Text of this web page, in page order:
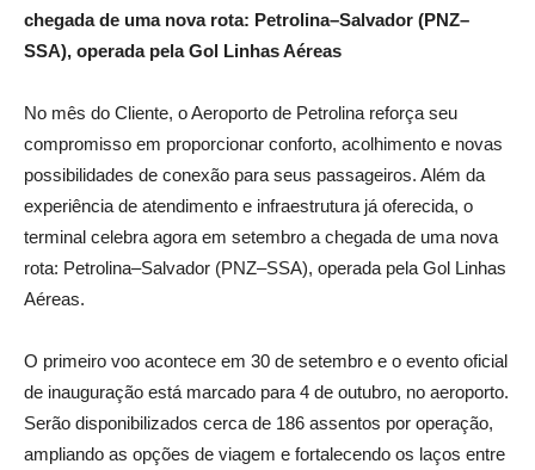
chegada de uma nova rota: Petrolina–Salvador (PNZ–
SSA), operada pela Gol Linhas Aéreas
No mês do Cliente, o Aeroporto de Petrolina reforça seu
compromisso em proporcionar conforto, acolhimento e novas
possibilidades de conexão para seus passageiros. Além da
experiência de atendimento e infraestrutura já oferecida, o
terminal celebra agora em setembro a chegada de uma nova
rota: Petrolina–Salvador (PNZ–SSA), operada pela Gol Linhas
Aéreas.
O primeiro voo acontece em 30 de setembro e o evento oficial
de inauguração está marcado para 4 de outubro, no aeroporto.
Serão disponibilizados cerca de 186 assentos por operação,
ampliando as opções de viagem e fortalecendo os laços entre